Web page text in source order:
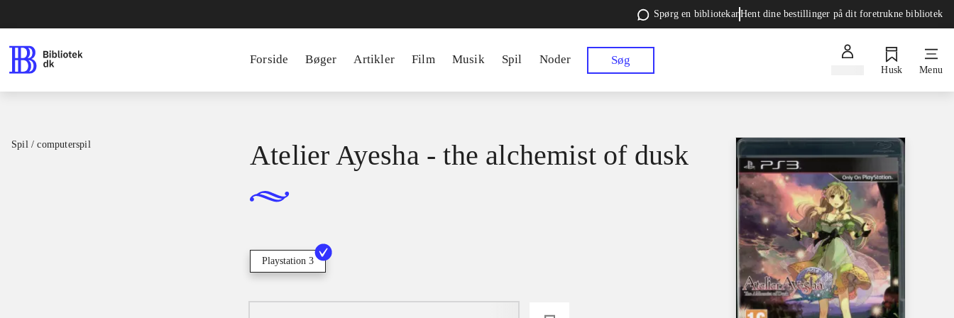
Spørg en bibliotekarHent dine bestillinger på dit foretrukne bibliotek
Forside Bøger Artikler Film Musik Spil Noder Søg
Husk Menu
Spil / computerspil Atelier Ayesha - the alchemist of dusk
Playstation 3